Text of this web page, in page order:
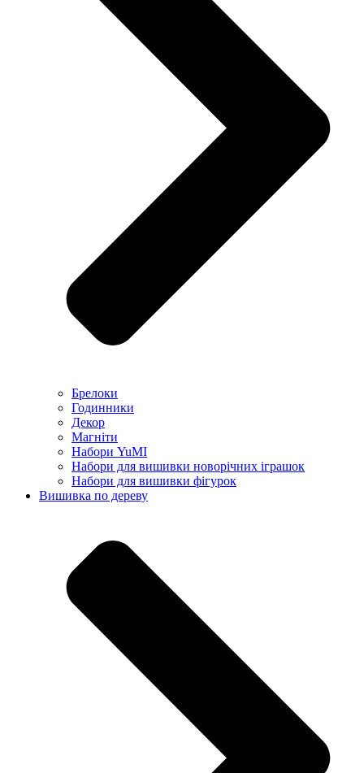
Брелоки
Годинники
Декор
Магніти
Набори YuMI
Набори для вишивки новорічних іграшок
Набори для вишивки фігурок
Вишивка по дереву